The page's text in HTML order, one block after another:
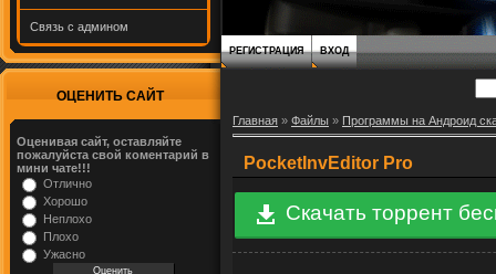
Связь с админом
ОЦЕНИТЬ САЙТ
Оценивая сайт, оставляйте
пожалуйста свой коментарий в
мини чате!!!
Отлично
Хорошо
Неплохо
Плохо
Ужасно
РЕГИСТРАЦИЯ ВХОД
Главная » Файлы » Программы на Андроид
PocketInvEditor Pro
Скачать торрент